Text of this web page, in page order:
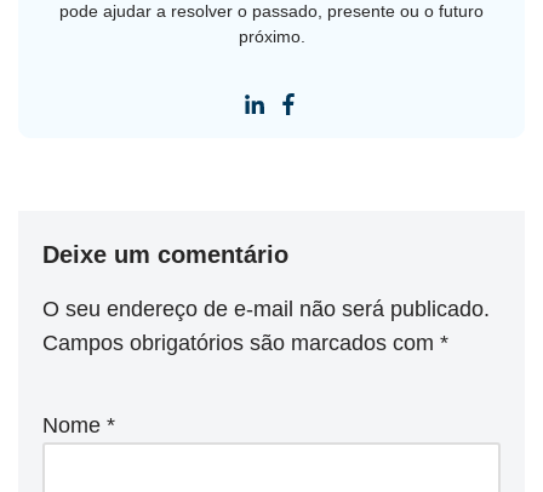
pode ajudar a resolver o passado, presente ou o futuro
próximo.
Deixe um comentário
O seu endereço de e-mail não será publicado.
Campos obrigatórios são marcados com *
Nome *